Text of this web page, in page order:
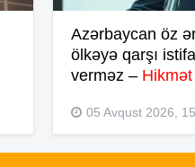
Azərbaycan öz
ölkəyə qarşı
verməz – Hikmət
05 Avqust 2026,